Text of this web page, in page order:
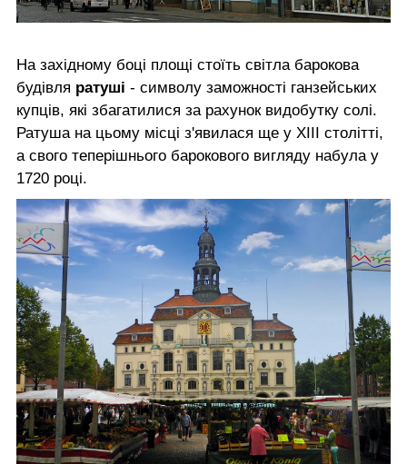
На західному боці площі стоїть світла барокова
будівля ратуші - символу заможності ганзейських
купців, які збагатилися за рахунок видобутку солі.
Ратуша на цьому місці з'явилася ще у ХІІІ столітті,
а свого теперішнього барокового вигляду набула у
1720 році.